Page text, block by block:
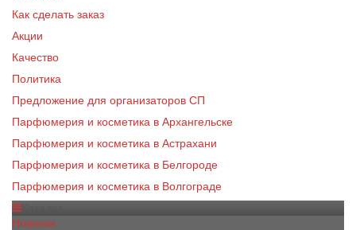
Как сделать заказ
Акции
Качество
Политика
Предложение для организаторов СП
Парфюмерия и косметика в Архангельске
Парфюмерия и косметика в Астрахани
Парфюмерия и косметика в Белгороде
Парфюмерия и косметика в Волгограде
Новинки